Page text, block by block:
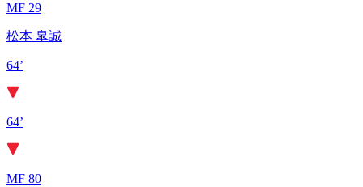
MF 29
松本 皐誠
64’
64’
MF 80